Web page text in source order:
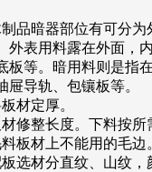
品暗器部位有可分
外表用料露在外面，
板等。暗用料则是指
屉导轨、包镶板等。
材定厚。
修整长度。下料按所
板材上不能用的毛边
选材分直纹、山纹，